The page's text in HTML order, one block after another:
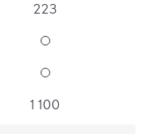
223
1 100